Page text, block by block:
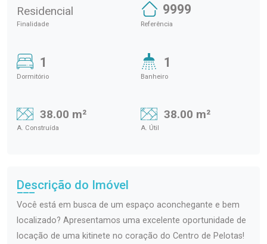
Residencial
Finalidade
9999
Referência
1
Dormitório
1
Banheiro
38.00 m²
A. Construída
38.00 m²
A. Útil
Descrição do Imóvel
Você está em busca de um espaço aconchegante e bem
localizado? Apresentamos uma excelente oportunidade de
locação de uma kitinete no coração do Centro de Pelotas!